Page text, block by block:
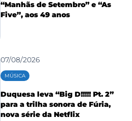
“Manhãs de Setembro” e “As
Five”, aos 49 anos
07/08/2026
MÚSICA
Duquesa leva “Big D!!!!! Pt. 2”
para a trilha sonora de Fúria,
nova série da Netflix